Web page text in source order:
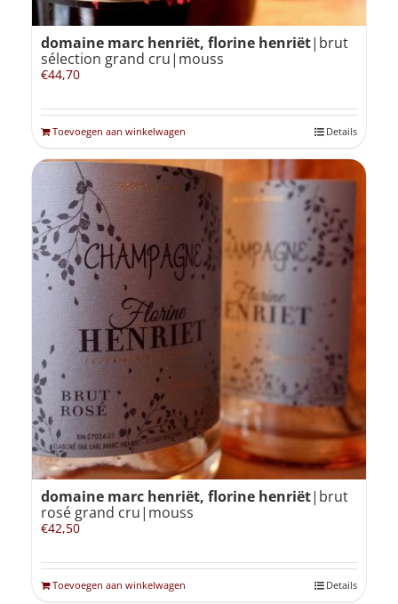
domaine marc henriët, florine henriët|brut
sélection grand cru|mouss
€44,70
Toevoegen aan winkelwagen Details
domaine marc henriët, florine henriët|brut
rosé grand cru|mouss
€42,50
Toevoegen aan winkelwagen Details